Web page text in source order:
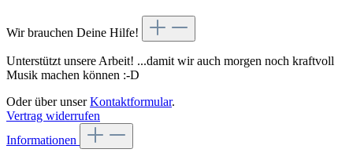
Wir brauchen Deine Hilfe!
Unterstützt unsere Arbeit! ...damit wir auch morgen noch kraftvoll
Musik machen können :-D
Oder über unserKontaktformular.
Vertrag widerrufen
Informationen